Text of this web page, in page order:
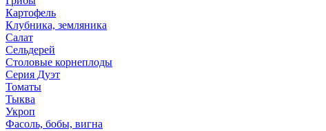
Картофель
Клубника, земляника
Салат
Сельдерей
Столовые корнеплоды
Серия Дуэт
Томаты
Тыква
Укроп
Фасоль, бобы, вигна